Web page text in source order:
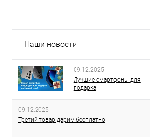
Наши новости
09.12.2025
Лучшие смартфоны для
подарка
09.12.2025
Третий товар дарим бесплатно